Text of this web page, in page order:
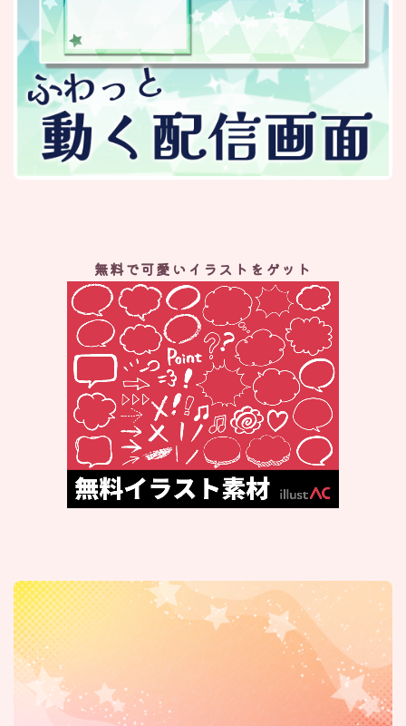
無料で可愛いイラストをゲット